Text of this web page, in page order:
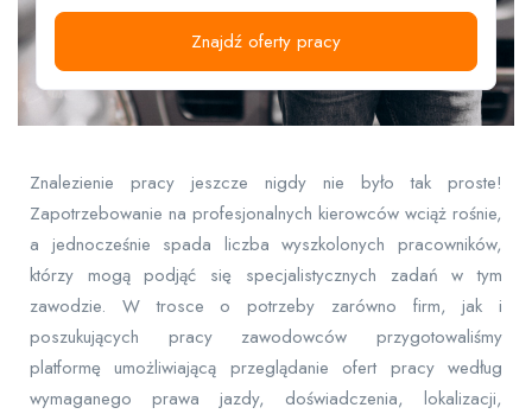
Znajdź oferty pracy
Znalezienie pracy jeszcze nigdy nie było tak proste!
Zapotrzebowanie na profesjonalnych kierowców wciąż rośnie,
a jednocześnie spada liczba wyszkolonych pracowników,
którzy mogą podjąć się specjalistycznych zadań w tym
zawodzie. W trosce o potrzeby zarówno firm, jak i
poszukujących pracy zawodowców przygotowaliśmy
platformę umożliwiającą przeglądanie ofert pracy według
wymaganego prawa jazdy, doświadczenia, lokalizacji,